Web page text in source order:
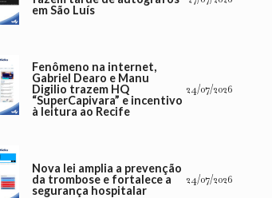
em São Luís
Fenômeno na internet,
Gabriel Dearo e Manu
Digilio trazem HQ
“SuperCapivara” e incentivo
à leitura ao Recife
24/07/2026
Nova lei amplia a prevenção
da trombose e fortalece a
segurança hospitalar
24/07/2026